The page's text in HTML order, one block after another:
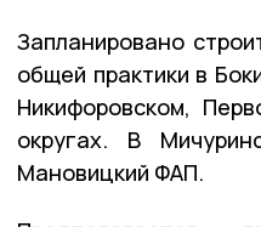
Запланировано
общей практики в
Никифоровском,
округах. В
Мановицкий ФАП.